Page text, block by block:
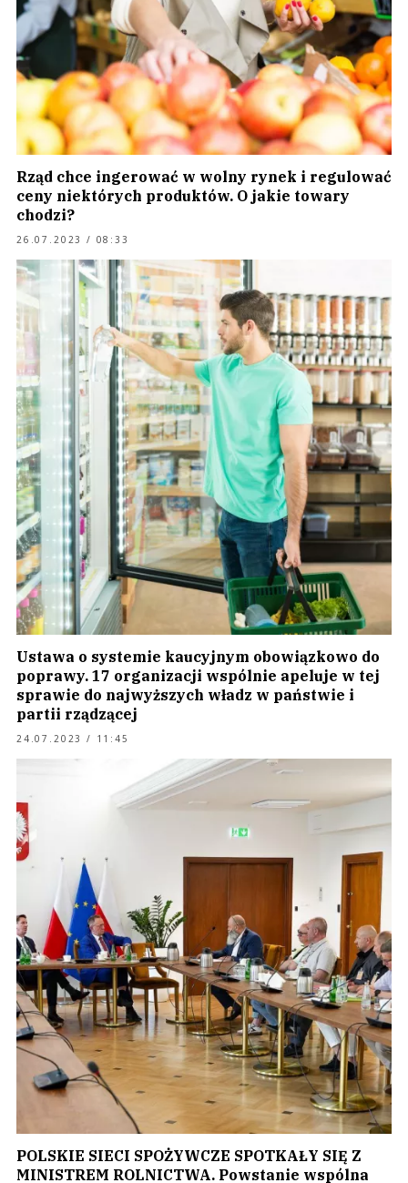
Rząd chce ingerować w wolny rynek i regulować
ceny niektórych produktów. O jakie towary
chodzi?
26.07.2023 / 08:33
Ustawa o systemie kaucyjnym obowiązkowo do
poprawy. 17 organizacji wspólnie apeluje w tej
sprawie do najwyższych władz w państwie i
partii rządzącej
24.07.2023 / 11:45
POLSKIE SIECI SPOŻYWCZE SPOTKAŁY SIĘ Z
MINISTREM ROLNICTWA. Powstanie wspólna